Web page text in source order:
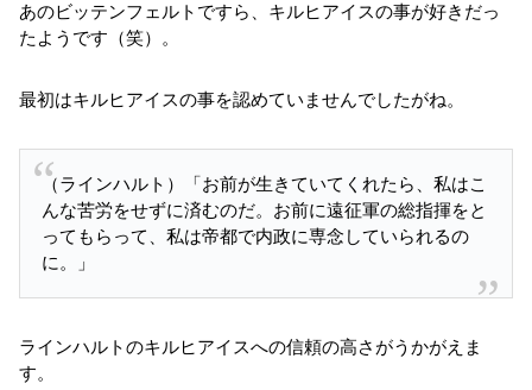
あのビッテンフェルトですら、キルヒアイスの事が好きだっ
たようです（笑）。
最初はキルヒアイスの事を認めていませんでしたがね。
（ラインハルト）「お前が生きていてくれたら、私はこ
んな苦労をせずに済むのだ。お前に遠征軍の総指揮をと
ってもらって、私は帝都で内政に専念していられるの
に。」
ラインハルトのキルヒアイスへの信頼の高さがうかがえま
す。